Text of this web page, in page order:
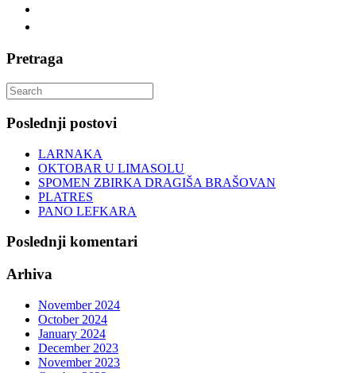
Pretraga
Search
for:
Poslednji postovi
LARNAKA
OKTOBAR U LIMASOLU
SPOMEN ZBIRKA DRAGIŠA BRAŠOVAN
PLATRES
PANO LEFKARA
Poslednji komentari
Arhiva
November 2024
October 2024
January 2024
December 2023
November 2023